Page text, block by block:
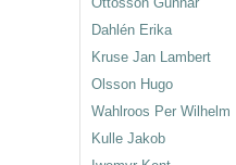
Dahlén Erika
Kruse Jan Lambert
Olsson Hugo
Wahlroos Per Wilhelm
Kulle Jakob